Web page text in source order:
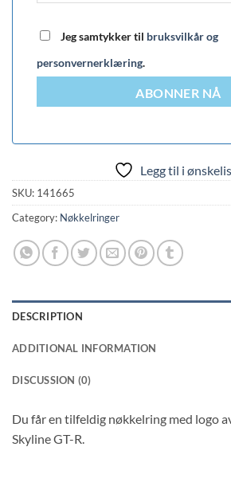
Jeg samtykker til bruksvilkår og
personvernerklæring.
ABONNER NÅ
Legg til i
SKU: 141665
Category: Nøkkelringer
DESCRIPTION
ADDITIONAL INFORMATION
DISCUSSION (0)
Du får en tilfeldig nøkkelring med logo
Skyline GT-R.